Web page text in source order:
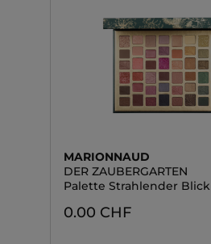
MARIONNAUD
DER ZAUBERGARTEN
Palette Strahlender Blick
0.00 CHF